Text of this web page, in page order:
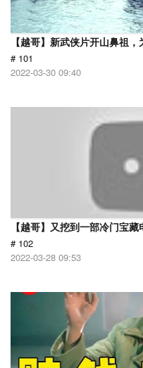
【越哥】新武侠片开山鼻祖
# 101
2022-03-30 09:40
【越哥】又挖到一部冷门宝藏
# 102
2022-03-28 09:53